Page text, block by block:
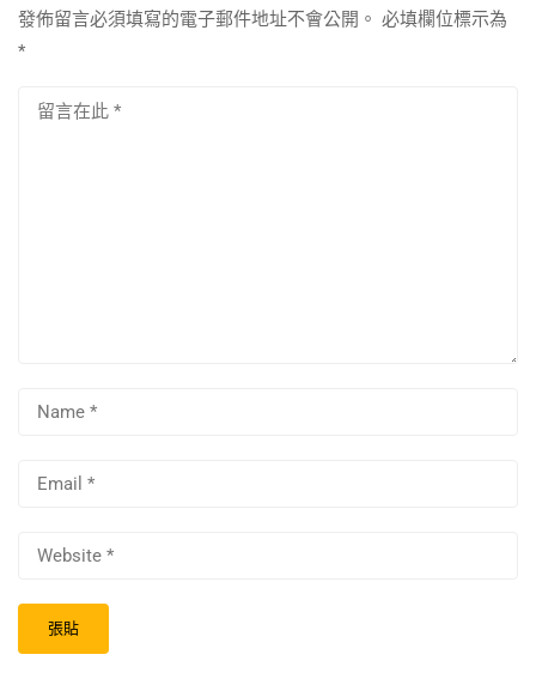
發佈留言必須填寫的電子郵件地址不會公開。 必填欄位標示為
*